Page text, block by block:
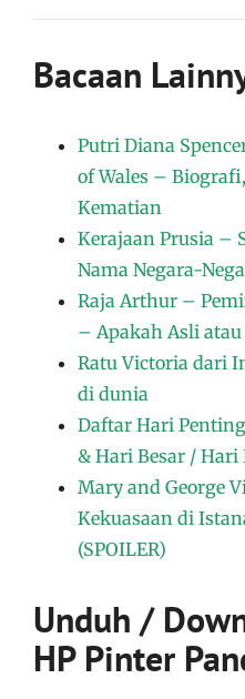
Bacaan
Putri Diana
of Wales –
Kematian
Kerajaan Prusia –
Nama Negara-
Raja Arthur –
– Apakah Asli
Ratu Victoria dari
di dunia
Daftar Hari
& Hari Besar / Hari
Mary and George
Kekuasaan di
(SPOILER)
Unduh /
HP Pinter